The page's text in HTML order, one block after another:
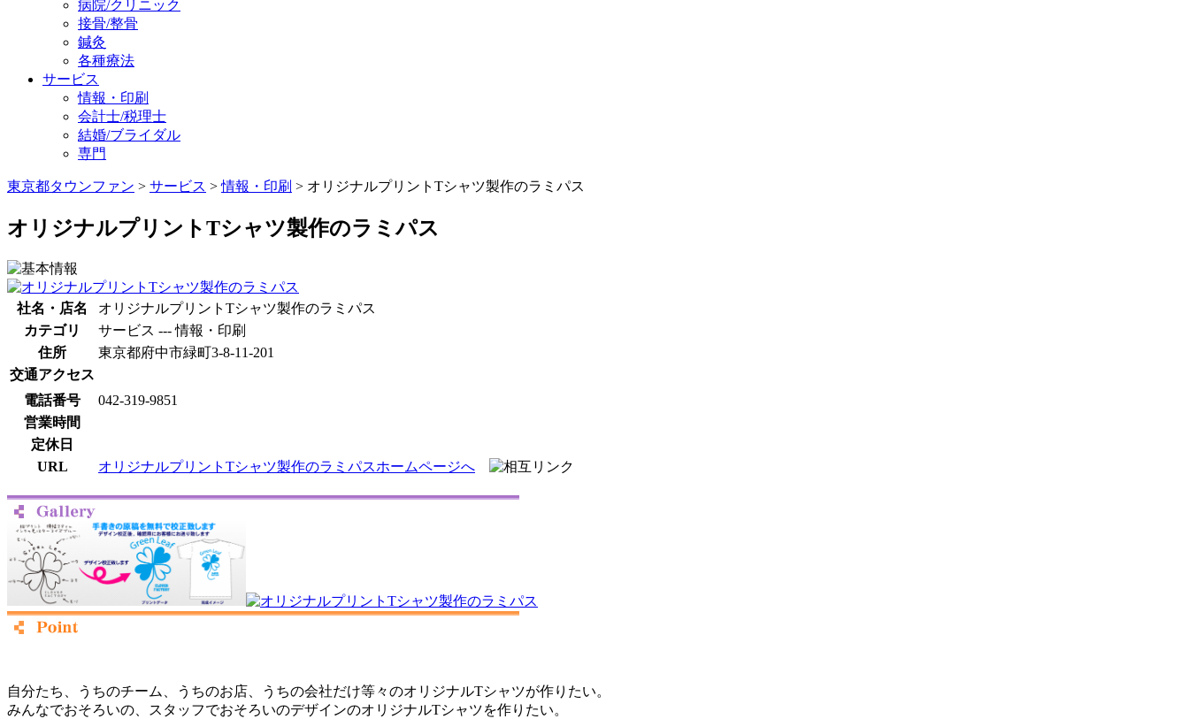
病院/クリニック
接骨/整骨
鍼灸
各種療法
サービス
情報・印刷
会計士/税理士
結婚/ブライダル
専門
東京都タウンファン > サービス >情報・印刷 > オリジナルプリントTシャツ製作のラミパス
オリジナルプリントTシャツ製作のラミパス
社名・店名
オリジナルプリントTシャツ製作のラミパス
カテゴリ
サービス --- 情報・印刷
住所
東京都府中市緑町3-8-11-201
交通アクセス
電話番号
042-319-9851
営業時間
定休日
URL
オリジナルプリントTシャツ製作のラミパスホームページへ
自分たち、うちのチーム、うちのお店、うちの会社だけ等々のオリジナルTシャツが作りたい。
みんなでおそろいの、スタッフでおそろいのデザインのオリジナルTシャツを作りたい。